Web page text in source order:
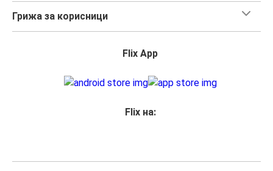
Грижа за корисници
Flix App
Flix на: